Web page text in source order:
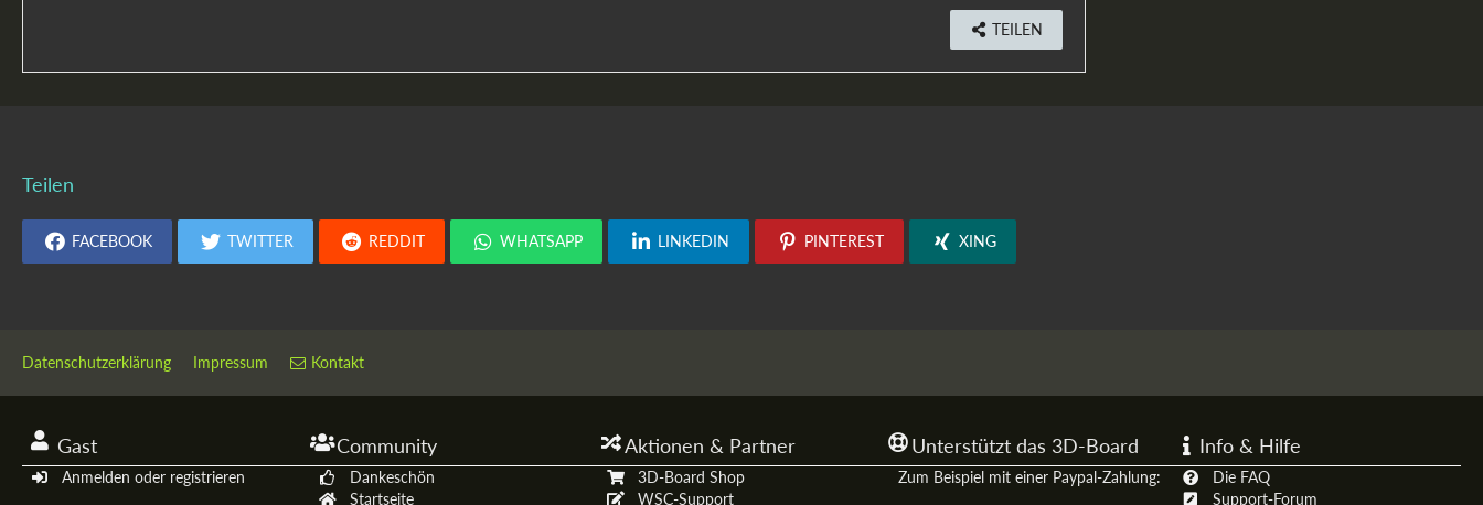
TEILEN
Teilen
FACEBOOK TWITTER REDDIT WHATSAPP LINKEDIN PINTEREST XING
Datenschutzerklärung Impressum Kontakt
Gast
Anmelden oder registrieren
Community
Dankeschön
Startseite
Aktionen & Partner
3D-Board Shop
WSC-Support
Unterstützt das 3D-Board
Zum Beispiel mit einer Paypal-Zahlung:
Info & Hilfe
Die FAQ
Support-Forum